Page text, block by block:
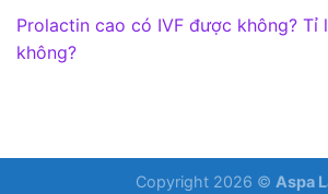
Prolactin cao có IVF được không? Tỉ
không?
Copyright 2026 © Aspa